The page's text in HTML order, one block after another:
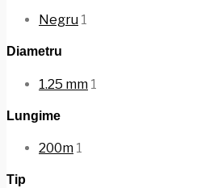
Negru 1
Diametru
1.25 mm 1
Lungime
200m 1
Tip